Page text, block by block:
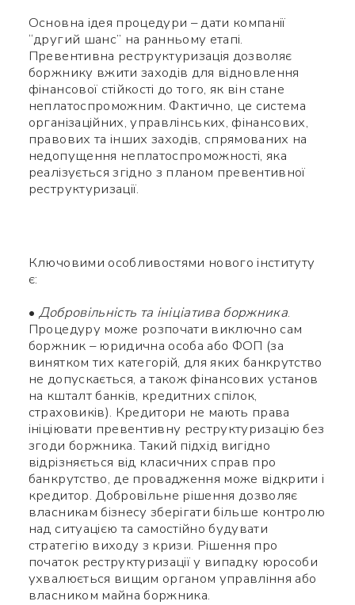
Основна ідея процедури – дати компанії
“другий шанс” на ранньому етапі.
Превентивна реструктуризація дозволяє
боржнику вжити заходів для відновлення
фінансової стійкості до того, як він стане
неплатоспроможним. Фактично, це система
організаційних, управлінських, фінансових,
правових та інших заходів, спрямованих на
недопущення неплатоспроможності, яка
реалізується згідно з планом превентивної
реструктуризації.
Ключовими особливостями нового інституту
є:
• Добровільність та ініціатива боржника.
Процедуру може розпочати виключно сам
боржник – юридична особа або ФОП (за
винятком тих категорій, для яких банкрутство
не допускається, а також фінансових установ
на кшталт банків, кредитних спілок,
страховиків). Кредитори не мають права
ініціювати превентивну реструктуризацію без
згоди боржника. Такий підхід вигідно
відрізняється від класичних справ про
банкрутство, де провадження може відкрити і
кредитор. Добровільне рішення дозволяє
власникам бізнесу зберігати більше контролю
над ситуацією та самостійно будувати
стратегію виходу з кризи. Рішення про
початок реструктуризації у випадку юрособи
ухвалюється вищим органом управління або
власником майна боржника.